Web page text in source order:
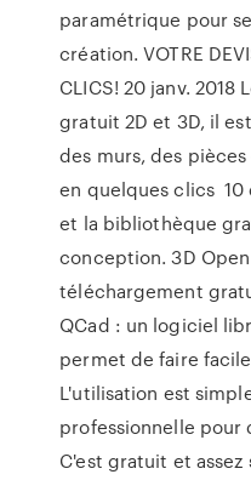
paramétrique pour
création. VOTRE
CLICS! 20 janv.
gratuit 2D et 3D, il
des murs, des
en quelques clics 10
et la bibliothèque
conception. 3D
téléchargement
QCad : un logiciel
permet de faire
L'utilisation est
professionnelle pour
C'est gratuit et